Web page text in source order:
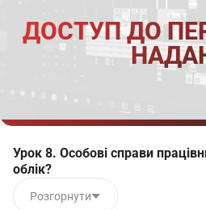
ДОСТУП ДО
Урок 8. Особові справи
облік?
Розгорнути